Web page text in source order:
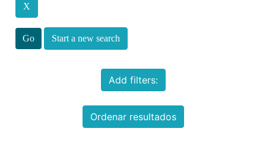
Start a new search
Add filters:
Ordenar resultados